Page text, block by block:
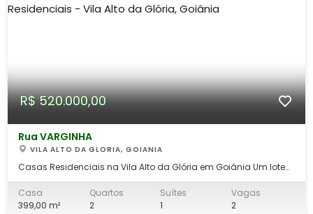
R$ 520.000,00
Rua VARGINHA
VILA ALTO DA GLORIA, GOIANIA
Casas Residenciais na Vila Alto da Glória em Goiânia Um lote
quartos sendo um suíte, sala, cozinha, banheiro social,
banheiro externo, área de serviço, garagem para 02 veículos e
Casa
399,00 m²
Quartos
2
Suítes
1
Vagas
2